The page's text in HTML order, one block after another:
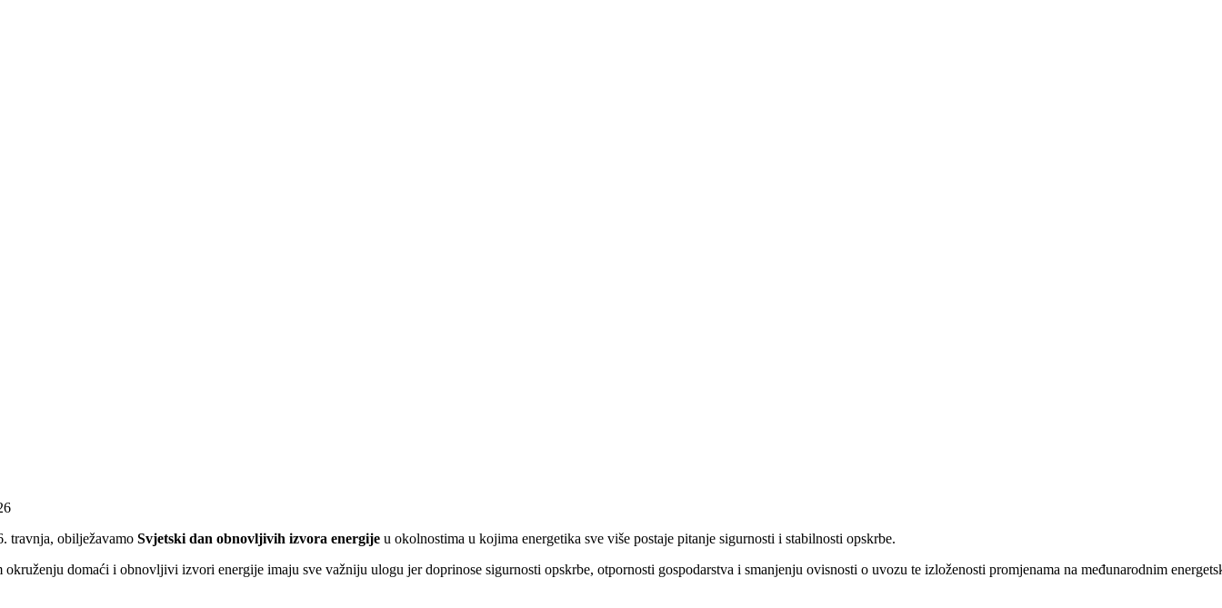
travnja, obilježavamo Svjetski dan obnovljivih izvora energijeu okolnostima u kojima energetika sve više postaje pitanje sigurnosti i stabilnosti opskrbe.
okruženju domaći i obnovljivi izvori energije imaju sve važniju ulogu jer doprinose sigurnosti opskrbe, otpornosti gospodarstva i smanjenju ovisnosti o uvozu te izloženosti promjenama na međunarodnim